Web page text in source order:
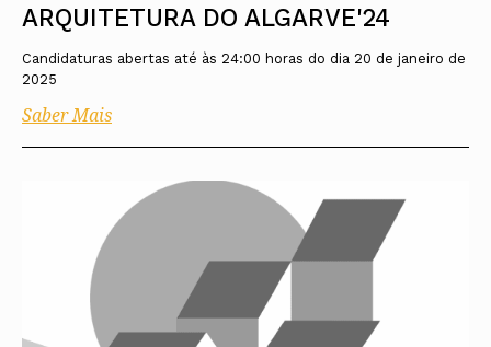
ARQUITETURA DO ALGARVE'24
Candidaturas abertas até às 24:00 horas do dia 20 de janeiro de
2025
Saber Mais